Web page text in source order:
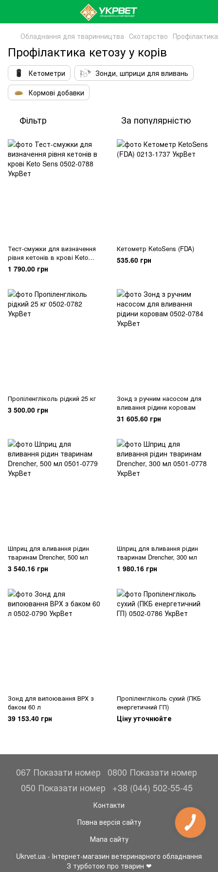
Обладнання для тваринництва Скотарство
Профілактика кетозу у корів
Кетометри
Зонди, шприци для вливань
Кормові добавки
Фільтр За популярністю
Тест-смужки для визначення
рівня кетонів в крові Keto
Sens
1 790.00 грн
Кетометр KetoSens (FDA)
535.60 грн
Пропіленгліколь рідкий 25 кг
3 500.00 грн
Зонд з ручним насосом для
вливання рідини коровам
31 605.60 грн
Шприц для вливання рідин
тваринам Drencher, 500 мл
3 540.16 грн
Шприц для вливання рідин
тваринам Drencher, 300 мл
1 980.16 грн
Зонд для випоювання ВРХ з
баком 60 л
39 153.40 грн
Пропіленгліколь сухий (ПКБ
енергетичний ГП)
Ціну уточнюйте
067 Показати номер
0800 Показати номер
050 Показати номер
+38 (044) 502-55-45
Контакти
Повна версія сайту
Мапа сайту
Ukrvet.ua - Інтернет-магазин ветеринарного обладнання
З турботою про тварин ❤